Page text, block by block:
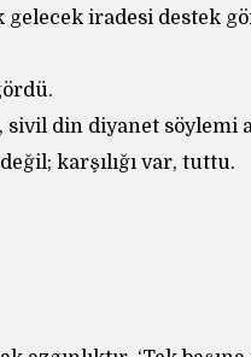
iradesi destek
din diyanet söylemi
karşılığı var, tuttu.